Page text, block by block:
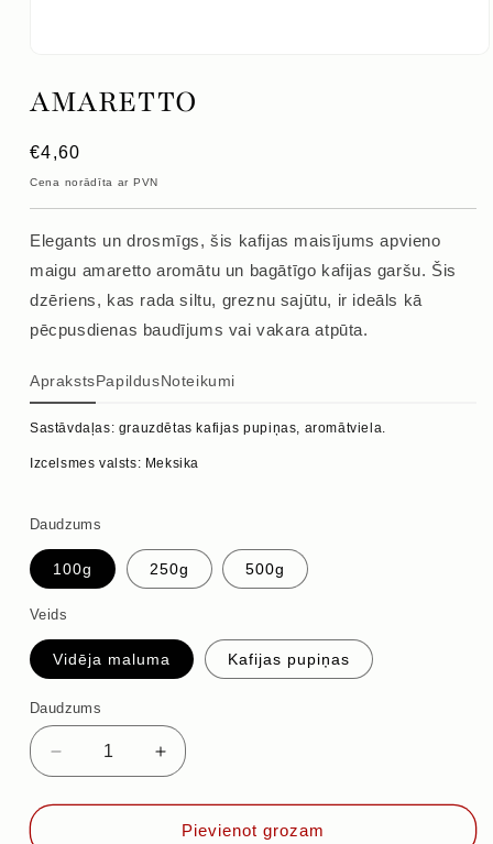
1
modālajā
AMARETTO
Parastā
cena
€4,60
Cena norādīta ar PVN
Elegants un drosmīgs, šis kafijas maisījums apvieno
maigu amaretto aromātu un bagātīgo kafijas garšu. Šis
dzēriens, kas rada siltu, greznu sajūtu, ir ideāls kā
pēcpusdienas baudījums vai vakara atpūta.
AprakstsPapildusNoteikumi
Sastāvdaļas: grauzdētas kafijas pupiņas, aromātviela.
Izcelsmes valsts: Meksika
Daudzums
100g 250g 500g
Veids
Vidēja maluma Kafijas pupiņas
Daudzums
Samazināt
daudzumu
priekš
Palielināt
daudzumu
priekš
AMARETTO
Pievienot grozam